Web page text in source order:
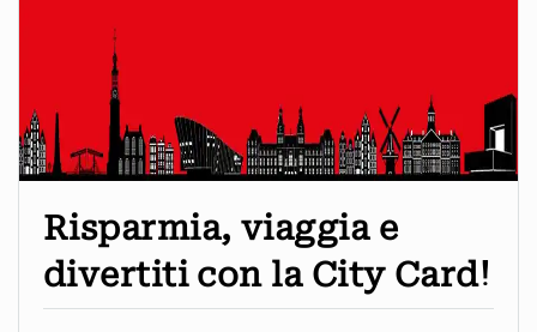
Risparmia, viaggia e
divertiti con la City Card!